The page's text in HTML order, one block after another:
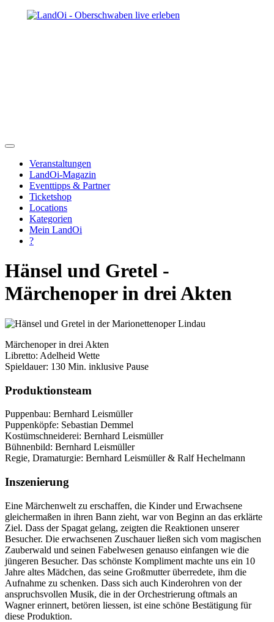
Veranstaltungen
LandOi-Magazin
Eventtipps & Partner
Ticketshop
Locations
Kategorien
Mein LandOi
?
Hänsel und Gretel -
Märchenoper in drei Akten
Märchenoper in drei Akten
Libretto: Adelheid Wette
Spieldauer: 130 Min. inklusive Pause
Produktionsteam
Puppenbau: Bernhard Leismüller
Puppenköpfe: Sebastian Demmel
Kostümschneiderei: Bernhard Leismüller
Bühnenbild: Bernhard Leismüller
Regie, Dramaturgie: Bernhard Leismüller & Ralf Hechelmann
Inszenierung
Eine Märchenwelt zu erschaffen, die Kinder und Erwachsene
gleichermaßen in ihren Bann zieht, war von Beginn an das erklärte
Ziel. Dass der Spagat gelang, zeigten die Reaktionen unserer
Besucher. Die erwachsenen Zuschauer ließen sich vom magischen
Zauberwald und seinen Fabelwesen genauso einfangen wie die
jüngeren Besucher. Das schönste Kompliment machte uns ein 10
Jahre altes Mädchen, das seine Großmutter überredete, ihm die
Aufnahme zu schenken. Dass sich auch Kinderohren von der
anspruchsvollen Musik, die in der Orchestrierung oftmals an
Wagner erinnert, betören liessen, ist eine schöne Bestätigung für
diese Produktion.